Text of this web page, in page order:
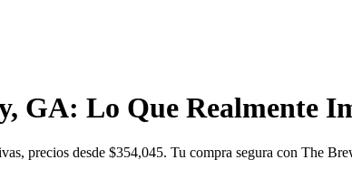
GA: Lo Que Realmente
precios desde $354,045. Tu compra segura con The